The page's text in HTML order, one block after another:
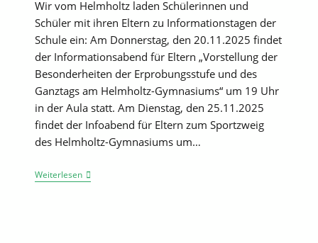
Wir vom Helmholtz laden Schülerinnen und
Schüler mit ihren Eltern zu Informationstagen der
Schule ein: Am Donnerstag, den 20.11.2025 findet
der Informationsabend für Eltern „Vorstellung der
Besonderheiten der Erprobungsstufe und des
Ganztags am Helmholtz-Gymnasiums“ um 19 Uhr
in der Aula statt. Am Dienstag, den 25.11.2025
findet der Infoabend für Eltern zum Sportzweig
des Helmholtz-Gymnasiums um…
WeiterlesenInformationen
Zur